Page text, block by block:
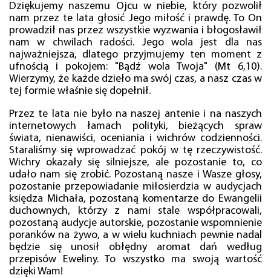
Dziękujemy naszemu Ojcu w niebie, który pozwolił
nam przez te lata głosić Jego miłość i prawdę. To On
prowadził nas przez wszystkie wyzwania i błogosławił
nam w chwilach radości. Jego wola jest dla nas
najważniejsza, dlatego przyjmujemy ten moment z
ufnością i pokojem: "Bądź wola Twoja" (Mt 6,10).
Wierzymy, że każde dzieło ma swój czas, a nasz czas w
tej formie właśnie się dopełnił.
Przez te lata nie było na naszej antenie i na naszych
internetowych łamach polityki, bieżących spraw
świata, nienawiści, oceniania i wichrów codzienności.
Staraliśmy się wprowadzać pokój w tę rzeczywistość.
Wichry okazały się silniejsze, ale pozostanie to, co
udało nam się zrobić. Pozostaną nasze i Wasze głosy,
pozostanie przepowiadanie miłosierdzia w audycjach
księdza Michała, pozostaną komentarze do Ewangelii
duchownych, którzy z nami stale współpracowali,
pozostaną audycje autorskie, pozostanie wspomnienie
poranków na żywo, a w wielu kuchniach pewnie nadal
będzie się unosił obłędny aromat dań według
przepisów Eweliny. To wszystko ma swoją wartość
dzięki Wam!